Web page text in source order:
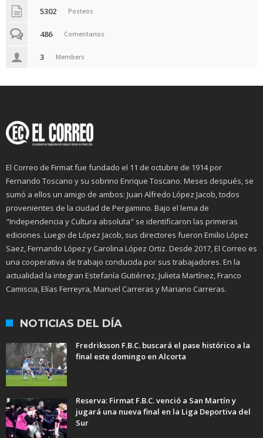
5302 Posteos
486 Comentarios
3 Members
El Correo de Firmat fue fundado el 11 de octubre de 1914 por
Fernando Toscano y su sobrino Enrique Toscano. Meses después, se
sumó a ellos un amigo de ambos: Juan Alfredo López Jacob, todos
provenientes de la ciudad de Pergamino. Bajo el lema de
"Independencia y Cultura absoluta" se identificaron las primeras
ediciones. Luego de López Jacob, sus directores fueron Emilio López
Saez, Fernando López y Carolina López Ortiz. Desde 2017, El Correo es
una cooperativa de trabajo conducida por sus trabajadores. En la
actualidad la integran Estefanía Gutiérrez, Julieta Martínez, Franco
Camiscia, Elías Ferreyra, Manuel Carreras y Mariano Carreras.
NOTICIAS DEL DÍA
Fredriksson F.B.C. buscará el pase histórico a la
final este domingo en Alcorta
Reserva: Firmat F.B.C. venció a San Martín y
jugará una nueva final en la Liga Deportiva del
Sur